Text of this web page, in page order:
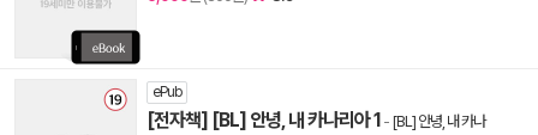
ePub
[전자책] [BL] 안녕, 내 카나리아 1 - [BL] 안녕, 내 카나